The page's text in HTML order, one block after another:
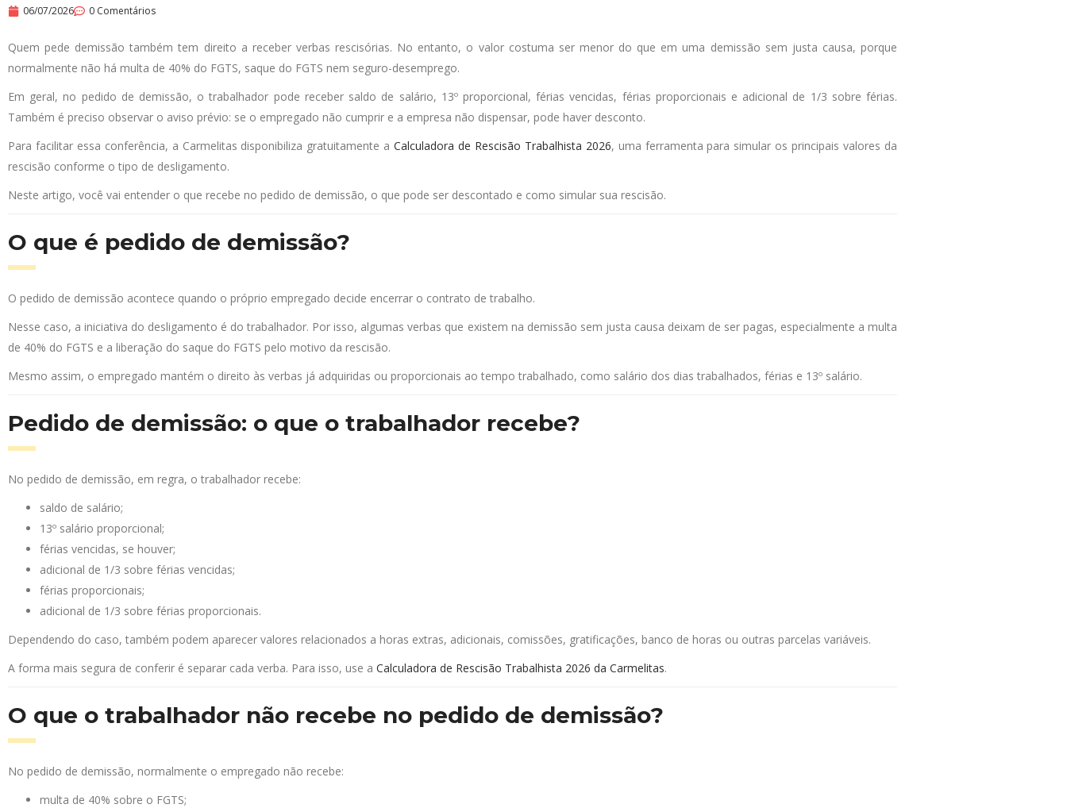
06/07/2026 0 Comentários
Quem pede demissão também tem direito a receber verbas rescisórias. No entanto, o valor costuma ser menor do que em uma demissão sem justa causa, porque
normalmente não há multa de 40% do FGTS, saque do FGTS nem seguro-desemprego.
Em geral, no pedido de demissão, o trabalhador pode receber saldo de salário, 13º proporcional, férias vencidas, férias proporcionais e adicional de 1/3 sobre férias.
Também é preciso observar o aviso prévio: se o empregado não cumprir e a empresa não dispensar, pode haver desconto.
Para facilitar essa conferência, a Carmelitas disponibiliza gratuitamente aCalculadora de Rescisão Trabalhista 2026, uma ferramenta para simular os principais valores da
rescisão conforme o tipo de desligamento.
Neste artigo, você vai entender o que recebe no pedido de demissão, o que pode ser descontado e como simular sua rescisão.
O que é pedido de demissão?
O pedido de demissão acontece quando o próprio empregado decide encerrar o contrato de trabalho.
Nesse caso, a iniciativa do desligamento é do trabalhador. Por isso, algumas verbas que existem na demissão sem justa causa deixam de ser pagas, especialmente a multa
de 40% do FGTS e a liberação do saque do FGTS pelo motivo da rescisão.
Mesmo assim, o empregado mantém o direito às verbas já adquiridas ou proporcionais ao tempo trabalhado, como salário dos dias trabalhados, férias e 13º salário.
Pedido de demissão: o que o trabalhador recebe?
No pedido de demissão, em regra, o trabalhador recebe:
saldo de salário;
13º salário proporcional;
férias vencidas, se houver;
adicional de 1/3 sobre férias vencidas;
férias proporcionais;
adicional de 1/3 sobre férias proporcionais.
Dependendo do caso, também podem aparecer valores relacionados a horas extras, adicionais, comissões, gratificações, banco de horas ou outras parcelas variáveis.
A forma mais segura de conferir é separar cada verba. Para isso, use a Calculadora de Rescisão Trabalhista 2026 da Carmelitas.
O que o trabalhador não recebe no pedido de demissão?
No pedido de demissão, normalmente o empregado não recebe:
multa de 40% sobre o FGTS;